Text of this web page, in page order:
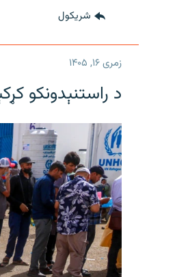
شريکول
زمری ۱۶, ۱۴۰۵
د راستنېدونکو کړکېچ؛ ۲.۷ میلیونه کسان بېړنیو بشري مرستو